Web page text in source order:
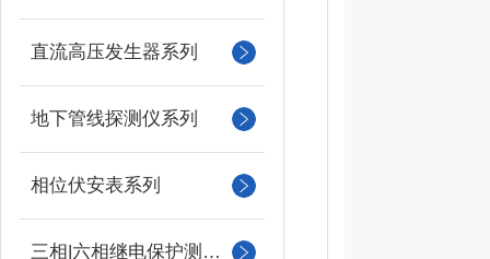
直流高压发生器系列
地下管线探测仪系列
相位伏安表系列
三相|六相继电保护测试仪